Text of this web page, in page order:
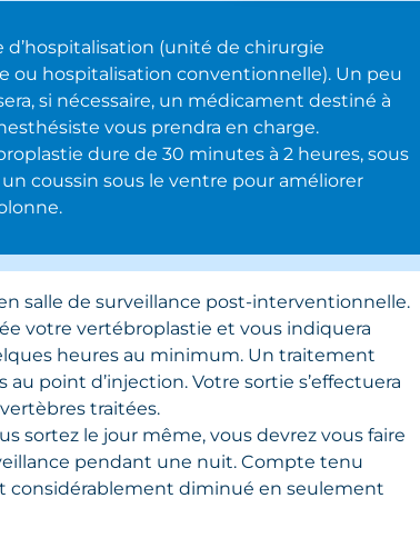
d’hospitalisation (unité de chirurgie
ou hospitalisation conventionnelle). Un peu
si nécessaire, un médicament destiné à
vous prendra en charge.
dure de 30 minutes à 2 heures, sous
coussin sous le ventre pour améliorer
salle de surveillance post-interventionnelle.
votre vertébroplastie et vous indiquera
heures au minimum. Un traitement
point d’injection. Votre sortie s’effectuera
traitées.
sortez le jour même, vous devrez vous faire
pendant une nuit. Compte tenu
considérablement diminué en seulement